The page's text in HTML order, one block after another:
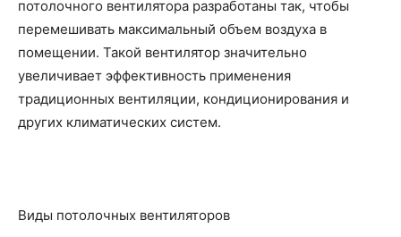
потолочного вентилятора разработаны так, чтобы
перемешивать максимальный объем воздуха в
помещении. Такой вентилятор значительно
увеличивает эффективность применения
традиционных вентиляции, кондиционирования и
других климатических систем.
Виды потолочных вентиляторов